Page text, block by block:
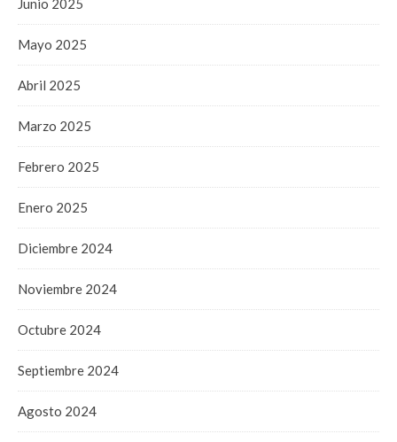
Junio 2025
Mayo 2025
Abril 2025
Marzo 2025
Febrero 2025
Enero 2025
Diciembre 2024
Noviembre 2024
Octubre 2024
Septiembre 2024
Agosto 2024